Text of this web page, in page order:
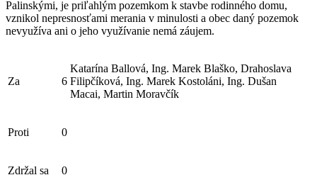
Palinskými, je priľahlým pozemkom k stavbe rodinného domu,
vznikol nepresnosťami merania v minulosti a obec daný pozemok
nevyužíva ani o jeho využívanie nemá záujem.
Za 6
Katarína Ballová, Ing. Marek Blaško, Drahoslava
Filipčíková, Ing. Marek Kostoláni, Ing. Dušan
Macai, Martin Moravčík
Proti 0
Zdržal sa 0